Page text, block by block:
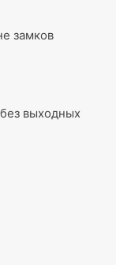
замков
выходных